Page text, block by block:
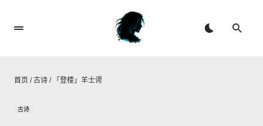
首页 /古诗 / 「登楼」羊士谔
古诗